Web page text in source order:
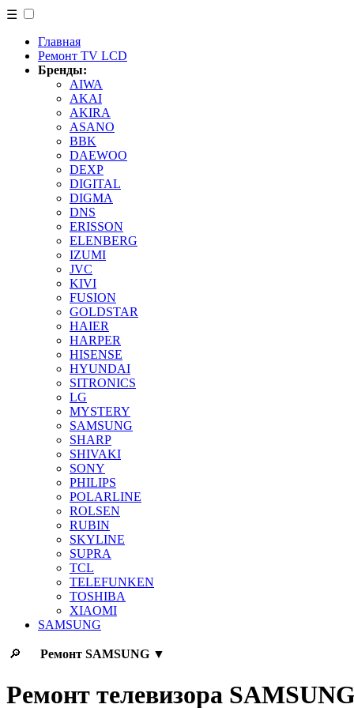
☰
Главная
Ремонт TV LCD
Бренды:
AIWA
AKAI
AKIRA
ASANO
BBK
DAEWOO
DEXP
DIGITAL
DIGMA
DNS
ERISSON
ELENBERG
IZUMI
JVC
KIVI
FUSION
GOLDSTAR
HAIER
HARPER
HISENSE
HYUNDAI
SITRONICS
LG
MYSTERY
SAMSUNG
SHARP
SHIVAKI
SONY
PHILIPS
POLARLINE
ROLSEN
RUBIN
SKYLINE
SUPRA
TCL
TELEFUNKEN
TOSHIBA
XIAOMI
SAMSUNG
🔎 Ремонт SAMSUNG ▼
Ремонт телевизора